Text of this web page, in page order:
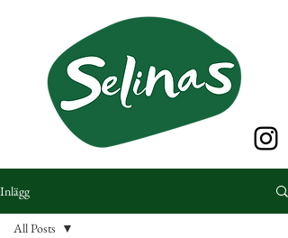
Inlägg
All Posts